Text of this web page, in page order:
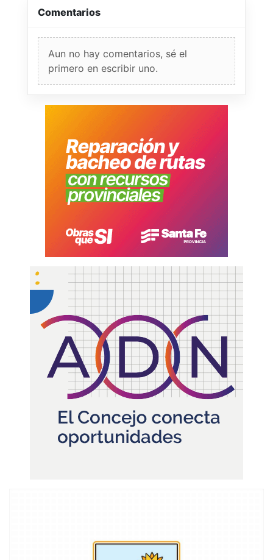
Comentarios
Aun no hay comentarios, sé el
primero en escribir uno.